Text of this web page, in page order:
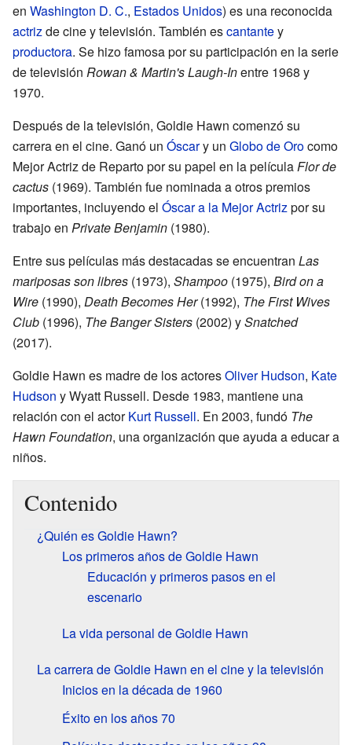
en Washington D. C., Estados Unidos) es una reconocida
actrizde cine y televisión. También escantantey
productora. Se hizo famosa por su participación en la serie
de televisión Rowan & Martin's Laugh-Inentre 1968 y
1970.
Después de la televisión, Goldie Hawn comenzó su
carrera en el cine. Ganó un Óscary un Globo de Orocomo
Mejor Actriz de Reparto por su papel en la películaFlor de
cactus (1969). También fue nominada a otros premios
importantes, incluyendo el Óscar a la Mejor Actrizpor su
trabajo en Private Benjamin (1980).
Entre sus películas más destacadas se encuentran Las
mariposas son libres (1973), Shampoo (1975), Bird on a
Wire (1990), Death Becomes Her(1992), The First Wives
Club (1996), The Banger Sisters (2002) ySnatched
(2017).
Goldie Hawn es madre de los actoresOliver Hudson, Kate
Hudson y Wyatt Russell. Desde 1983, mantiene una
relación con el actorKurt Russell. En 2003, fundó The
Hawn Foundation, una organización que ayuda a educar a
niños.
Contenido
¿Quién es Goldie Hawn?
Los primeros años de Goldie Hawn
Educación y primeros pasos en el
escenario
La vida personal de Goldie Hawn
La carrera de Goldie Hawn en el cine y la televisión
Inicios en la década de 1960
Éxito en los años 70